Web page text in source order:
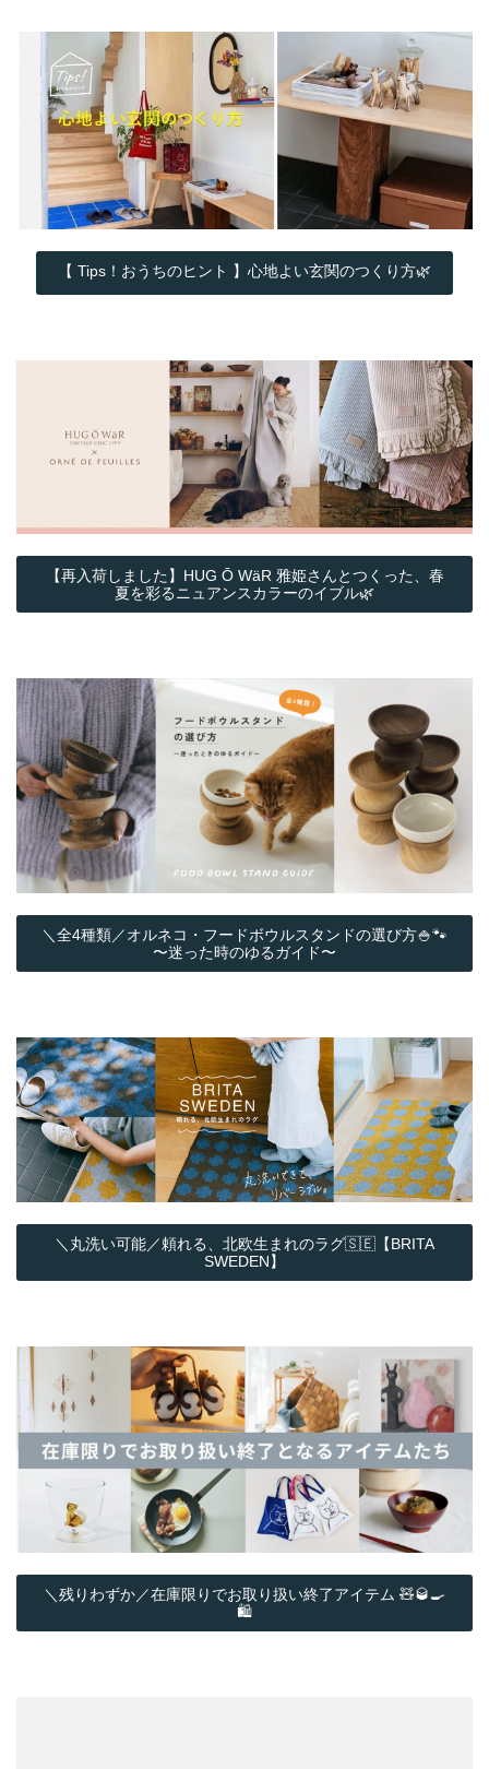
【 Tips！おうちのヒント 】心地よい玄関のつくり方🌿
【再入荷しました】HUG Ō WäR 雅姫さんとつくった、春
夏を彩るニュアンスカラーのイブル🌿
＼全4種類／オルネコ・フードボウルスタンドの選び方🍚🐾
〜迷った時のゆるガイド〜
＼丸洗い可能／頼れる、北欧生まれのラグ🇸🇪【BRITA
SWEDEN】
＼残りわずか／在庫限りでお取り扱い終了アイテム 🧸🥃🍳
🛍️